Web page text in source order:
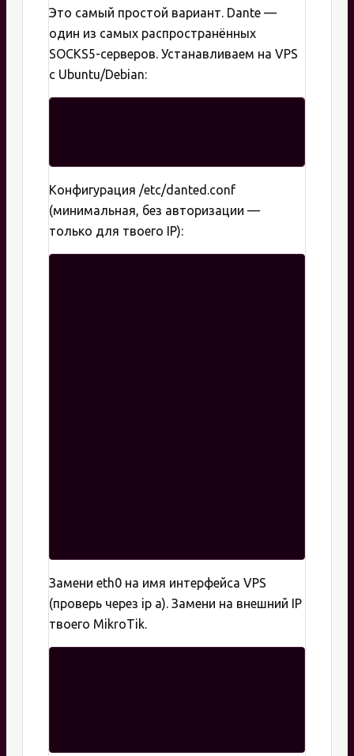
Это самый простой вариант. Dante —
один из самых распространённых
SOCKS5-серверов. Устанавливаем на VPS
с Ubuntu/Debian:
Конфигурация /etc/danted.conf
(минимальная, без авторизации —
только для твоего IP):
Замени eth0 на имя интерфейса VPS
(проверь через ip a). Замени на внешний IP
твоего MikroTik.